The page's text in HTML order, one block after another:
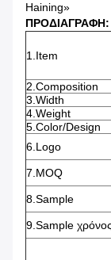
Haining»
ΠΡΟΔΙΑΓΡΑΦΗ:
1.Item
2.Composition
3.Width
4.Weight
5.Color/Design
6.Logo
7.MOQ
8.Sample
9.Sample χρόνος